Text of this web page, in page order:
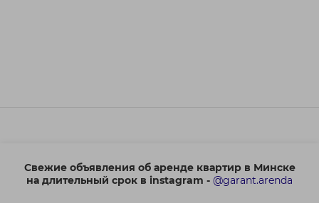
Свежие объявления об аренде квартир в Минске
на длительный срок в instagram - @garant.arenda